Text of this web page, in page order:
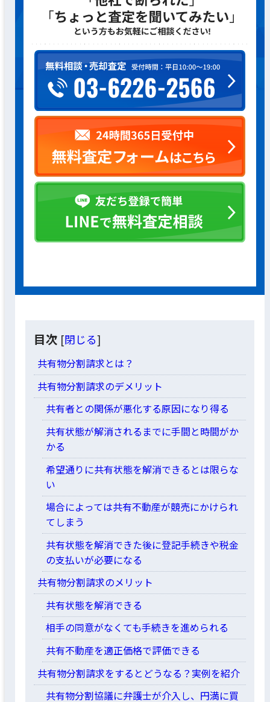
目次 [閉じる]
共有物分割請求とは？
共有物分割請求のデメリット
共有者との関係が悪化する原因になり得る
共有状態が解消されるまでに手間と時間がか
かる
希望通りに共有状態を解消できるとは限らな
い
場合によっては共有不動産が競売にかけられ
てしまう
共有状態を解消できた後に登記手続きや税金
の支払いが必要になる
共有物分割請求のメリット
共有状態を解消できる
相手の同意がなくても手続きを進められる
共有不動産を適正価格で評価できる
共有物分割請求をするとどうなる？実例を紹介
共有物分割協議に弁護士が介入し、円満に買